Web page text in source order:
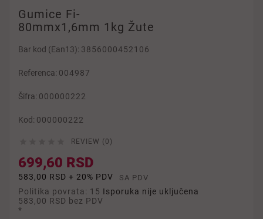
Gumice Fi-
80mmx1,6mm 1kg Žute
Bar kod (Ean13): 3856000452106
Referenca: 004987
Šifra: 000000222
Kod: 000000222
REVIEW (0)
699,60 RSD
583,00 RSD + 20% PDV SA PDV
Politika povrata: 15 Isporuka nije uključena
583,00 RSD bez PDV
*